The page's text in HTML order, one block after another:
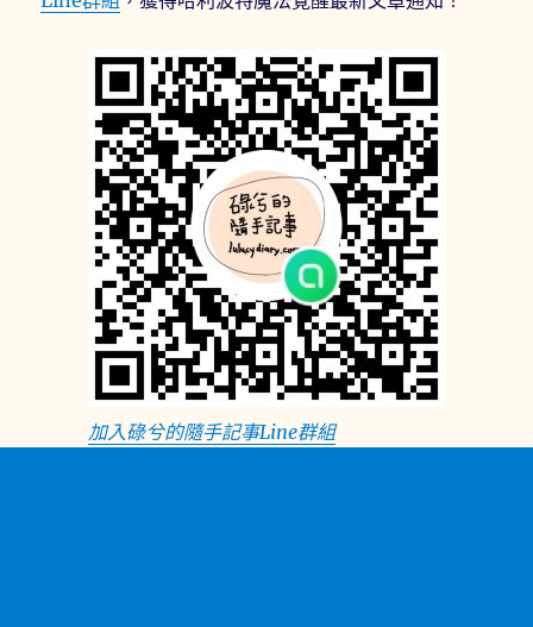
加入碌兮的隨手記事Line群組